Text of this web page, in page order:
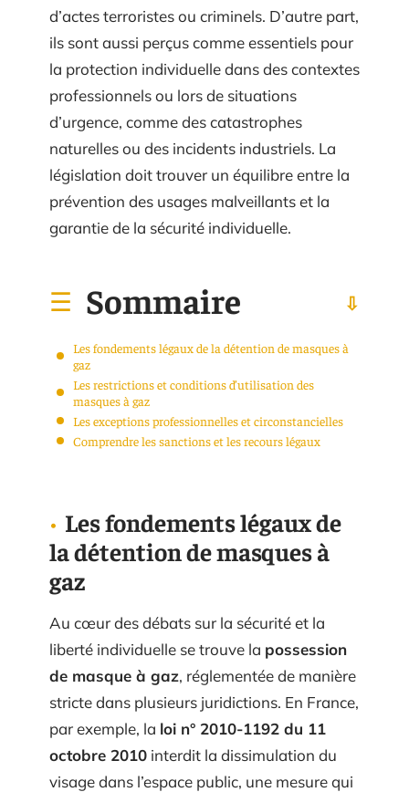
d’actes terroristes ou criminels. D’autre part,
ils sont aussi perçus comme essentiels pour
la protection individuelle dans des contextes
professionnels ou lors de situations
d’urgence, comme des catastrophes
naturelles ou des incidents industriels. La
législation doit trouver un équilibre entre la
prévention des usages malveillants et la
garantie de la sécurité individuelle.
Sommaire
Les fondements légaux de la détention de masques à
gaz
Les restrictions et conditions d’utilisation des
masques à gaz
Les exceptions professionnelles et circonstancielles
Comprendre les sanctions et les recours légaux
Les fondements légaux de
la détention de masques à
gaz
Au cœur des débats sur la sécurité et la
liberté individuelle se trouve la possession
de masque à gaz, réglementée de manière
stricte dans plusieurs juridictions. En France,
par exemple, la loi n° 2010-1192 du 11
octobre 2010 interdit la dissimulation du
visage dans l’espace public, une mesure qui